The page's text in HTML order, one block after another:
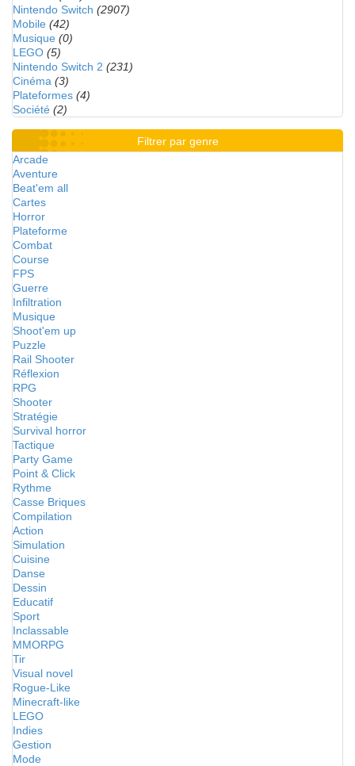
Nintendo Switch (2907)
Mobile (42)
Musique (0)
LEGO (5)
Nintendo Switch 2 (231)
Cinéma (3)
Plateformes (4)
Société (2)
Filtrer par genre
Arcade
Aventure
Beat'em all
Cartes
Horror
Plateforme
Combat
Course
FPS
Guerre
Infiltration
Musique
Shoot'em up
Puzzle
Rail Shooter
Réflexion
RPG
Shooter
Stratégie
Survival horror
Tactique
Party Game
Point & Click
Rythme
Casse Briques
Compilation
Action
Simulation
Cuisine
Danse
Dessin
Educatif
Sport
Inclassable
MMORPG
Tir
Visual novel
Rogue-Like
Minecraft-like
LEGO
Indies
Gestion
Mode